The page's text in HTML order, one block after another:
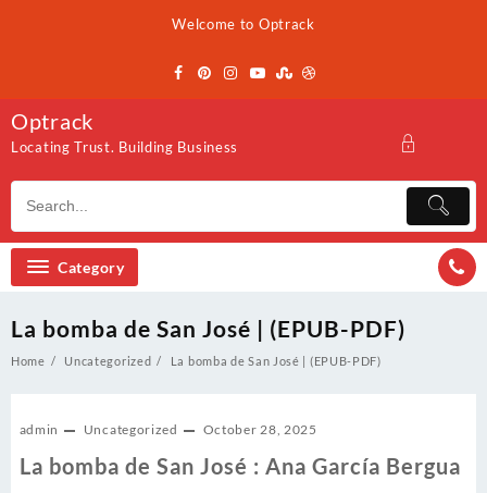
Welcome to Optrack
Optrack
Locating Trust. Building Business
Category
La bomba de San José | (EPUB-PDF)
Home Uncategorized La bomba de San José | (EPUB-PDF)
admin Uncategorized October 28, 2025
La bomba de San José : Ana García Bergua